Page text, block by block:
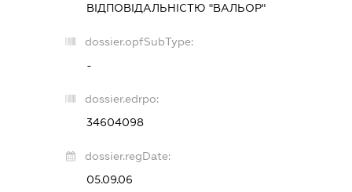
ВІДПОВІДАЛЬНІСТЮ "ВАЛЬОР"
dossier.opfSubType:
-
dossier.edrpo:
34604098
dossier.regDate:
05.09.06